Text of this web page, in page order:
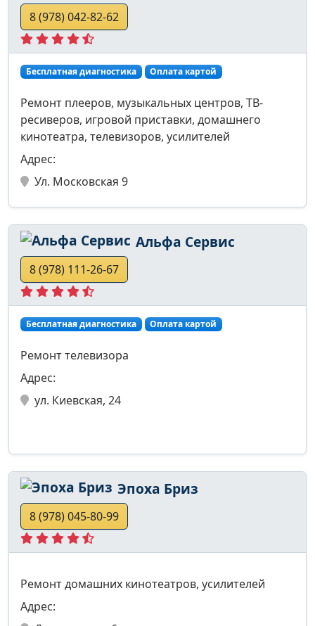
8 (978) 042-82-62
Бесплатная диагностика Оплата картой
Ремонт плееров, музыкальных центров, ТВ-
ресиверов, игровой приставки, домашнего
кинотеатра, телевизоров, усилителей
Адрес:
Ул. Московская 9
Альфа Сервис
8 (978) 111-26-67
Бесплатная диагностика Оплата картой
Ремонт телевизора
Адрес:
ул. Киевская, 24
Эпоха Бриз
8 (978) 045-80-99
Ремонт домашних кинотеатров, усилителей
Адрес: